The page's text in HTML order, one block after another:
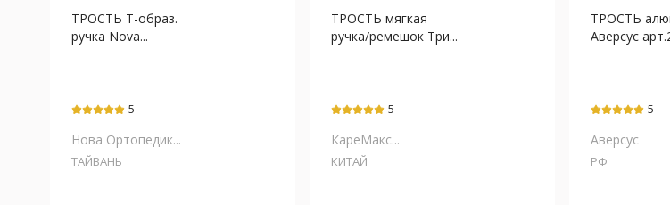
ТРОСТЬ Т-образ.
ручка Nova...
5
Нова Ортопедик...
ТАЙВАНЬ
ТРОСТЬ мягкая
ручка/ремешок Три...
5
КареМакс...
КИТАЙ
ТРОСТЬ
Аверсус
5
Аверсус
РФ